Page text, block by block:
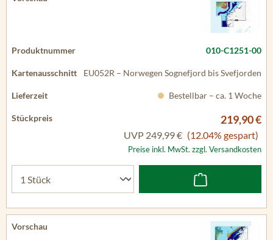
010-C1251-00
EU052R – Norwegen Sognefjord bis Svefjorden
Bestellbar – ca. 1 Woche
219,90 €
UVP 249,99 € (12.04% gespart)
Preise inkl. MwSt. zzgl. Versandkosten